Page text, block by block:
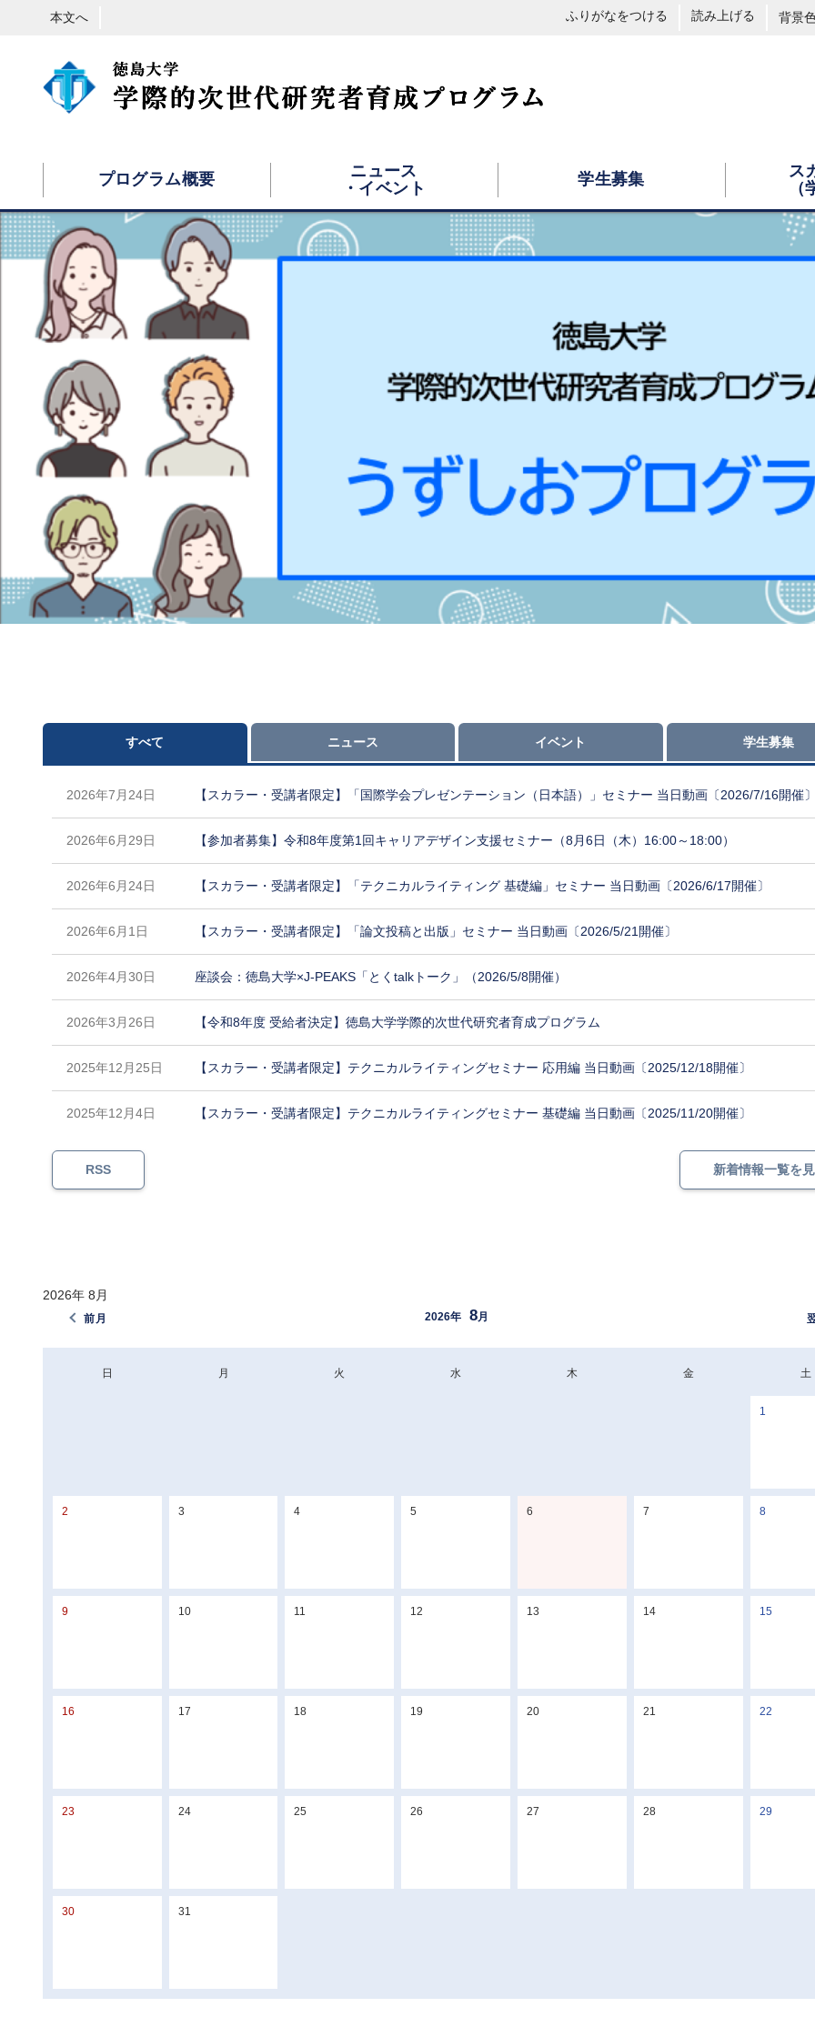
本文へ ふりがなをつける 読み上げる 背景
プログラム概要
ニュース
・イベント
学生募集
ス
すべて ニュース イベント 学生募集
2026年7月24日 【スカラー・受講者限定】「国際学会プレゼンテーション（日本語）」セミナー 当日動画〔2026/7/16開催
2026年6月29日 【参加者募集】令和8年度第1回キャリアデザイン支援セミナー（8月6日（木）16:00～18:00）
2026年6月24日 【スカラー・受講者限定】「テクニカルライティング 基礎編」セミナー 当日動画〔2026/6/17開催〕
2026年6月1日 【スカラー・受講者限定】「論文投稿と出版」セミナー 当日動画〔2026/5/21開催〕
2026年4月30日 座談会：徳島大学×J-PEAKS「とくtalkトーク」（2026/5/8開催）
2026年3月26日 【令和8年度 受給者決定】徳島大学学際的次世代研究者育成プログラム
2025年12月25日 【スカラー・受講者限定】テクニカルライティングセミナー 応用編 当日動画〔2025/12/18開催〕
2025年12月4日 【スカラー・受講者限定】テクニカルライティングセミナー 基礎編 当日動画〔2025/11/20開催〕
新着情報一覧を
RSS
2026年 8月
前月 2026年 8月
日 月 火 水 木 金 土
1
2 3 4 5 6 7 8
9 10 11 12 13 14 15
16 17 18 19 20 21 22
23 24 25 26 27 28 29
30 31